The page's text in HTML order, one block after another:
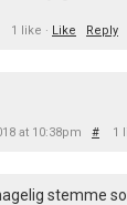
1 like · Like Reply
at 10:38pm # 1
stemme